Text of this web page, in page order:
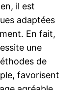
il est
adaptées
En fait,
une
de
favorisent